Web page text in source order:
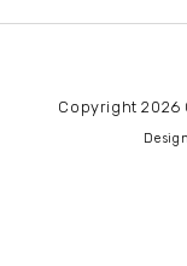
Copyright 2026
Design